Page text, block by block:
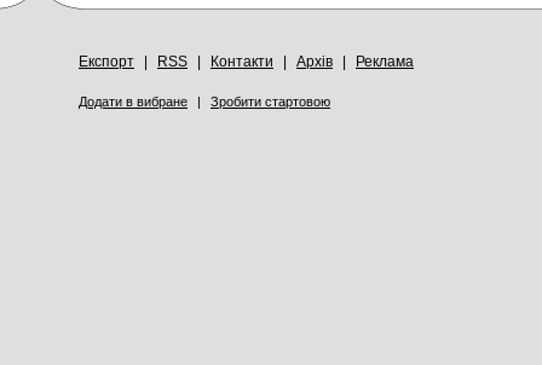
Експорт RSS Контакти Архів Реклама
Додати в вибране | Зробити стартовою